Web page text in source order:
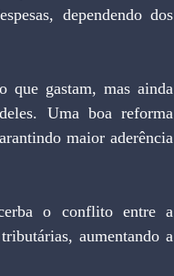
dependendo dos
que gastam, mas ainda
Uma boa reforma
maior aderência
o conflito entre a
aumentando a